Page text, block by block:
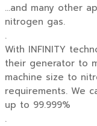
…and many other
nitrogen gas.
.
With INFINITY
their generator to
machine size to
requirements. We
up to 99.999%
.